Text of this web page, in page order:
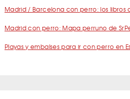
Madrid / Barcelona con perro: los libros
Madrid con perro: Mapa perruno de
Playas y embalses para ir con perro en